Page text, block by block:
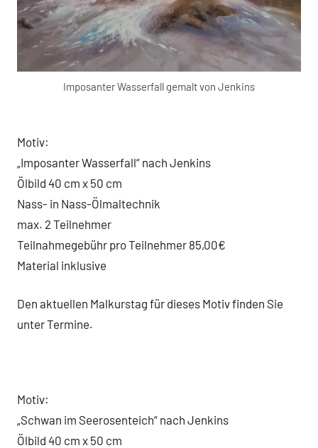
Imposanter Wasserfall gemalt von Jenkins
Motiv:
„Imposanter Wasserfall“ nach Jenkins
Ölbild 40 cm x 50 cm
Nass- in Nass-Ölmaltechnik
max. 2 Teilnehmer
Teilnahmegebühr pro Teilnehmer 85,00€
Material inklusive
Den aktuellen Malkurstag für dieses Motiv finden Sie
unter Termine.
Motiv:
„Schwan im Seerosenteich“ nach Jenkins
Ölbild 40 cm x 50 cm